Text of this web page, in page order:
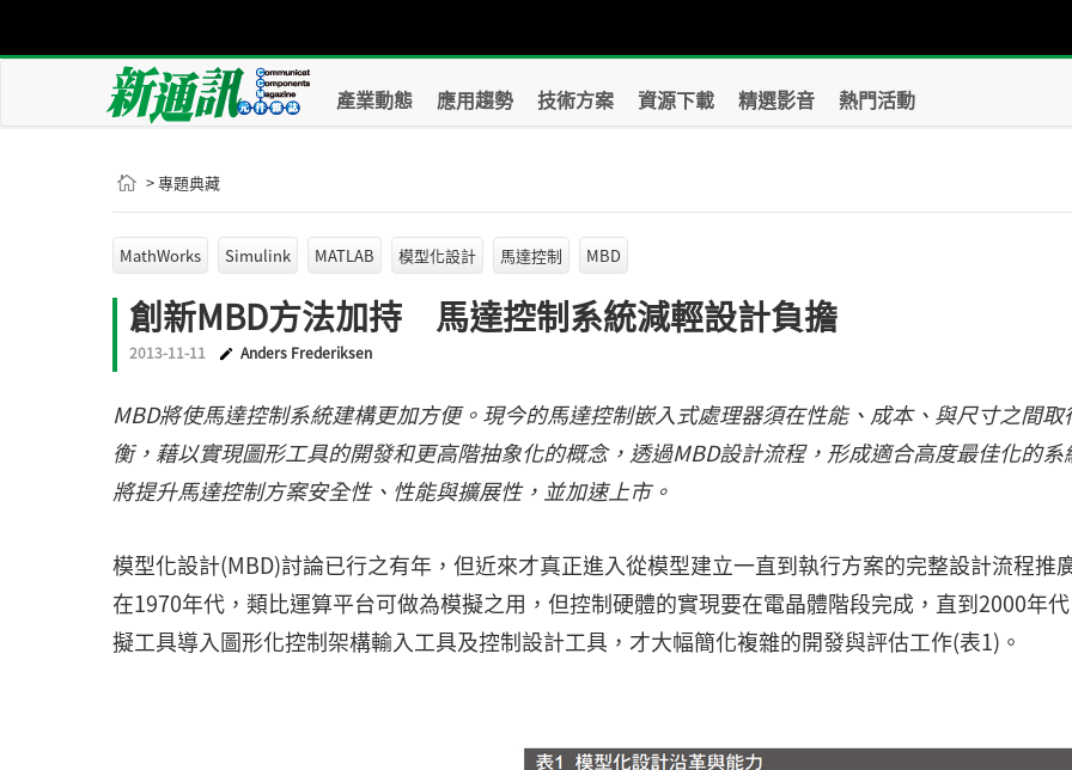
產業動態 應用趨勢 技術方案 資源下載 精選影音 熱門活動
> 專題典藏
MathWorks Simulink MATLAB 模型化設計 馬達控制 MBD
創新MBD方法加持 馬達控制系統減輕設計負擔
2013-11-11 Anders Frederiksen
MBD將使馬達控制系統建構更加方便。現今的馬達控制嵌入式處理器須在性能、成本、與尺寸之間取
衡，藉以實現圖形工具的開發和更高階抽象化的概念，透過MBD設計流程，形成適合高度最佳化的系
將提升馬達控制方案安全性、性能與擴展性，並加速上市。
模型化設計(MBD)討論已行之有年，但近來才真正進入從模型建立一直到執行方案的完整設計流程推
在1970年代，類比運算平台可做為模擬之用，但控制硬體的實現要在電晶體階段完成，直到2000年
擬工具導入圖形化控制架構輸入工具及控制設計工具，才大幅簡化複雜的開發與評估工作(表1)。